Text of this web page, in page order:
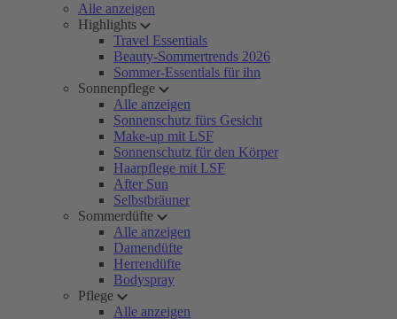
Alle anzeigen
Highlights
Travel Essentials
Beauty-Sommertrends 2026
Sommer-Essentials für ihn
Sonnenpflege
Alle anzeigen
Sonnenschutz fürs Gesicht
Make-up mit LSF
Sonnenschutz für den Körper
Haarpflege mit LSF
After Sun
Selbstbräuner
Sommerdüfte
Alle anzeigen
Damendüfte
Herrendüfte
Bodyspray
Pflege
Alle anzeigen